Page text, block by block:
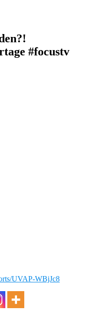
#focustv
UVAP-WBjJc8